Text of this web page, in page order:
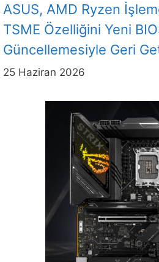
ASUS, AMD Ryzen
TSME Özelliğini Yeni
Güncellemesiyle Geri
25 Haziran 2026